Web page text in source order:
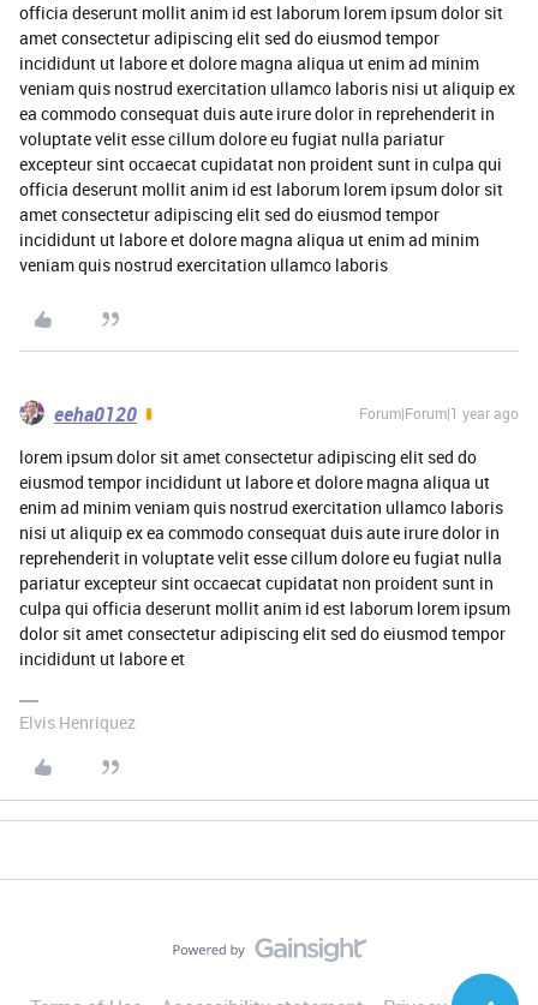
officia deserunt mollit anim id est laborum lorem ipsum dolor sit
amet consectetur adipiscing elit sed do eiusmod tempor
incididunt ut labore et dolore magna aliqua ut enim ad minim
veniam quis nostrud exercitation ullamco laboris nisi ut aliquip ex
ea commodo consequat duis aute irure dolor in reprehenderit in
voluptate velit esse cillum dolore eu fugiat nulla pariatur
excepteur sint occaecat cupidatat non proident sunt in culpa qui
officia deserunt mollit anim id est laborum lorem ipsum dolor sit
amet consectetur adipiscing elit sed do eiusmod tempor
incididunt ut labore et dolore magna aliqua ut enim ad minim
veniam quis nostrud exercitation ullamco laboris
eeha0120 Forum|Forum|1 year ago
lorem ipsum dolor sit amet consectetur adipiscing elit sed do
eiusmod tempor incididunt ut labore et dolore magna aliqua ut
enim ad minim veniam quis nostrud exercitation ullamco laboris
nisi ut aliquip ex ea commodo consequat duis aute irure dolor in
reprehenderit in voluptate velit esse cillum dolore eu fugiat nulla
pariatur excepteur sint occaecat cupidatat non proident sunt in
culpa qui officia deserunt mollit anim id est laborum lorem ipsum
dolor sit amet consectetur adipiscing elit sed do eiusmod tempor
incididunt ut labore et
Elvis Henriquez